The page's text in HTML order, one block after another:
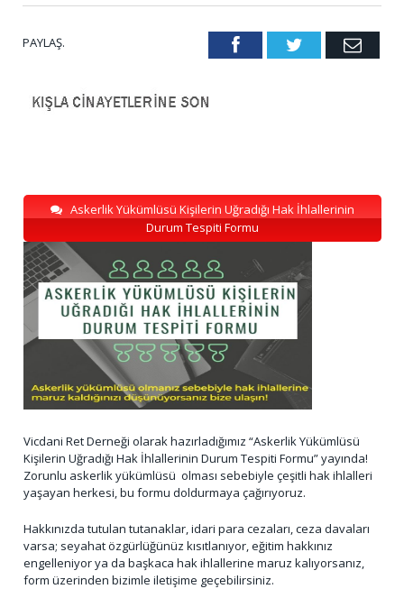
PAYLAŞ. FacebookTwitter Email
Askerlik Yükümlüsü Kişilerin Uğradığı Hak İhlallerinin
Durum Tespiti Formu
Vicdani Ret Derneği olarak hazırladığımız “Askerlik Yükümlüsü
Kişilerin Uğradığı Hak İhlallerinin Durum Tespiti Formu” yayında!
Zorunlu askerlik yükümlüsü olması sebebiyle çeşitli hak ihlalleri
yaşayan herkesi, bu formu doldurmaya çağırıyoruz.
Hakkınızda tutulan tutanaklar, idari para cezaları, ceza davaları
varsa; seyahat özgürlüğünüz kısıtlanıyor, eğitim hakkınız
engelleniyor ya da başkaca hak ihlallerine maruz kalıyorsanız,
form üzerinden bizimle iletişime geçebilirsiniz.